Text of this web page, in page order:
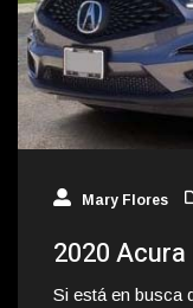
Mary Flores
2020 Acura
Si está en busca